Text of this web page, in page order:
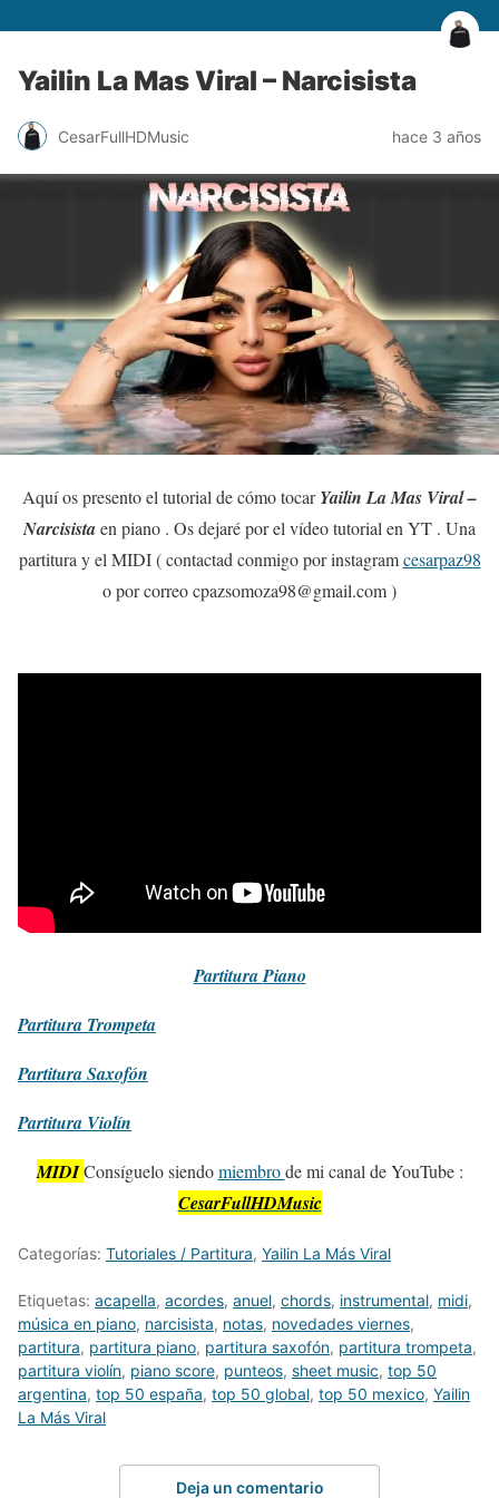
Yailin La Mas Viral – Narcisista
CesarFullHDMusic hace 3 años
Aquí os presento el tutorial de cómo tocarYailin La Mas Viral –
Narcisistaen piano . Os dejaré por el vídeo tutorial en YT . Una
partitura y el MIDI ( contactad conmigo por instagramcesarpaz98
o por correo cpazsomoza98@gmail.com )
PartituraPiano
Partitura Trompeta
PartituraSaxofón
Partitura Violín
MIDI Consíguelo siendomiembrode mi canal de YouTube :
CesarFullHDMusic
Categorías: Tutoriales / Partitura, Yailin La Más Viral
Etiquetas: acapella, acordes, anuel, chords, instrumental, midi,
música en piano, narcisista, notas, novedades viernes,
partitura, partitura piano, partitura saxofón, partitura trompeta,
partitura violín, piano score, punteos, sheet music, top 50
argentina, top 50 españa, top 50 global, top 50 mexico, Yailin
La Más Viral
Deja un comentario